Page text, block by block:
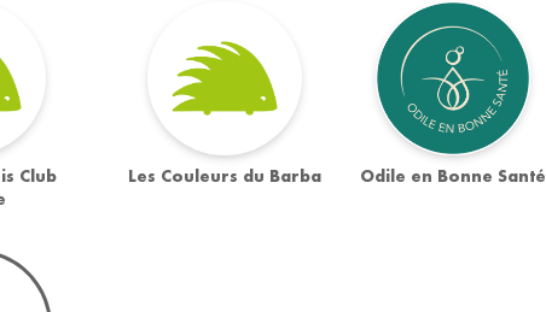
Club
Les Couleurs du Barba Odile en Bonne Santé